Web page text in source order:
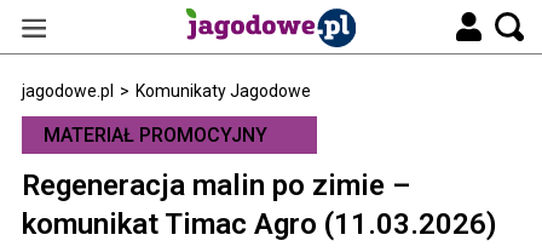
jagodowe.pl > Komunikaty Jagodowe
MATERIAŁ PROMOCYJNY
Regeneracja malin po zimie –
komunikat Timac Agro (11.03.2026)